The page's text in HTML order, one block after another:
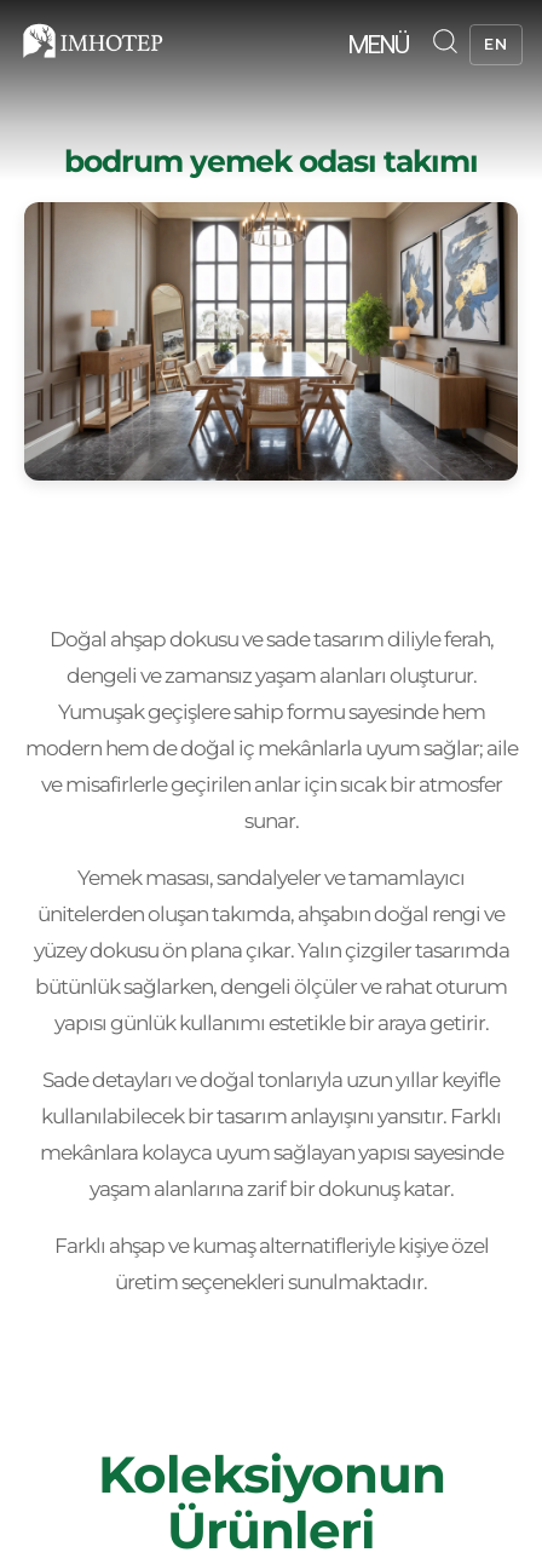
MENÜ EN
bodrum yemek odası takımı
Doğal ahşap dokusu ve sade tasarım diliyle ferah,
dengeli ve zamansız yaşam alanları oluşturur.
Yumuşak geçişlere sahip formu sayesinde hem
modern hem de doğal iç mekânlarla uyum sağlar; aile
ve misafirlerle geçirilen anlar için sıcak bir atmosfer
sunar.
Yemek masası, sandalyeler ve tamamlayıcı
ünitelerden oluşan takımda, ahşabın doğal rengi ve
yüzey dokusu ön plana çıkar. Yalın çizgiler tasarımda
bütünlük sağlarken, dengeli ölçüler ve rahat oturum
yapısı günlük kullanımı estetikle bir araya getirir.
Sade detayları ve doğal tonlarıyla uzun yıllar keyifle
kullanılabilecek bir tasarım anlayışını yansıtır. Farklı
mekânlara kolayca uyum sağlayan yapısı sayesinde
yaşam alanlarına zarif bir dokunuş katar.
Farklı ahşap ve kumaş alternatifleriyle kişiye özel
üretim seçenekleri sunulmaktadır.
Koleksiyonun
Ürünleri